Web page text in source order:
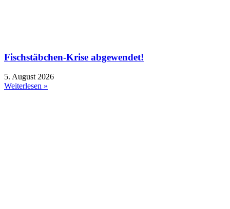
Fischstäbchen-Krise abgewendet!
5. August 2026
Weiterlesen »